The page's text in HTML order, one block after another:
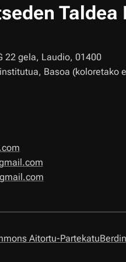
Taldea
22 gela, Laudio, 01400
Basoa (koloretako
Aitortu-